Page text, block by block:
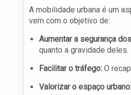
A mobilidade urbana é um
vem com o objetivo de:
Aumentar a segurança
quanto a gravidade deles.
Facilitar o tráfego: O
Valorizar o espaço urbano: